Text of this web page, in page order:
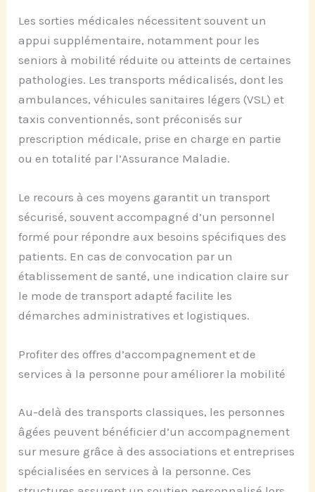
Les sorties médicales nécessitent souvent un
appui supplémentaire, notamment pour les
seniors à mobilité réduite ou atteints de certaines
pathologies. Les transports médicalisés, dont les
ambulances, véhicules sanitaires légers (VSL) et
taxis conventionnés, sont préconisés sur
prescription médicale, prise en charge en partie
ou en totalité par l’Assurance Maladie.
Le recours à ces moyens garantit un transport
sécurisé, souvent accompagné d’un personnel
formé pour répondre aux besoins spécifiques des
patients. En cas de convocation par un
établissement de santé, une indication claire sur
le mode de transport adapté facilite les
démarches administratives et logistiques.
Profiter des offres d’accompagnement et de
services à la personne pour améliorer la mobilité
Au-delà des transports classiques, les personnes
âgées peuvent bénéficier d’un accompagnement
sur mesure grâce à des associations et entreprises
spécialisées en services à la personne. Ces